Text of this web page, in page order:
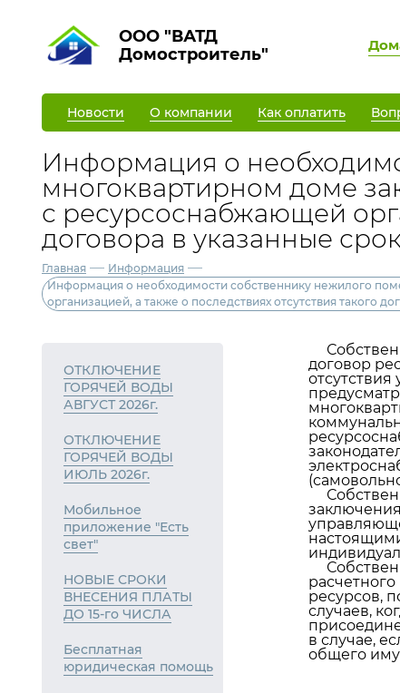
ООО "ВАТД
Домостроитель"
Новости О компании Как оплатить
Информация о
многоквартирном доме
с ресурсоснабжающей
договора в указанные
Главная — Информация —
Информация о необходимости собственнику нежилого
организацией, а также о последствиях отсутствия такого
ОТКЛЮЧЕНИЕ
ГОРЯЧЕЙ ВОДЫ
АВГУСТ 2026г.
ОТКЛЮЧЕНИЕ
ГОРЯЧЕЙ ВОДЫ
ИЮЛЬ 2026г.
Мобильное
приложение "Есть
свет"
НОВЫЕ СРОКИ
ВНЕСЕНИЯ ПЛАТЫ
ДО 15-го ЧИСЛА
Бесплатная
юридическая помощь
договор
ресурсов,
случаев,
в случае,
общего